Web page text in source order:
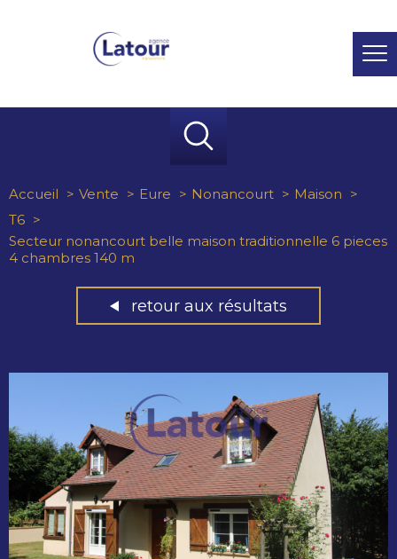
Accueil Vente Eure Nonancourt
Maison
T6
Secteur nonancourt belle maison traditionnelle 6 pieces
4 chambres 140 m
retour aux résultats